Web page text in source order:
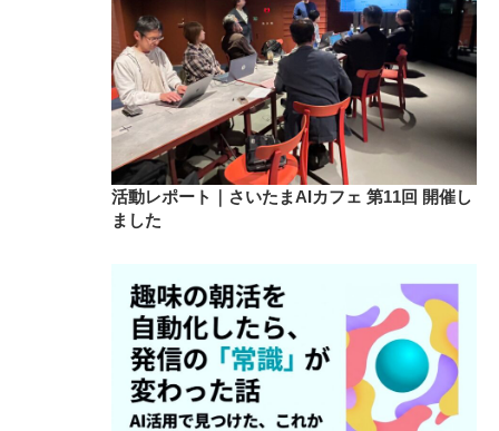
活動レポート｜さいたまAIカフェ 第11回 開催し
ました